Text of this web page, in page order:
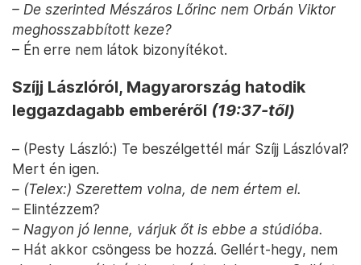
– De szerinted Mészáros Lőrinc nem Orbán Viktor
meghosszabbított keze?
– Én erre nem látok bizonyítékot.
Szíjj Lászlóról, Magyarország hatodik
leggazdagabb emberéről (19:37-től)
– (Pesty László:) Te beszélgettél már Szíjj Lászlóval?
Mert én igen.
– (Telex:) Szerettem volna, de nem értem el.
– Elintézzem?
– Nagyon jó lenne, várjuk őt is ebbe a stúdióba.
– Hát akkor csöngess be hozzá. Gellért-hegy, nem